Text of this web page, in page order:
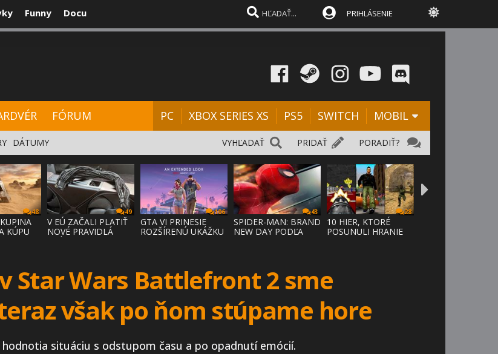
Funny Docu PRIHLÁSENIE
FÓRUM PC XBOX SERIES XS PS5 SWITCH MOBIL
PORADIŤ?
PRIDAŤ
VYHĽADAŤ
DÁTUMY
48
KÚPU
49
V EÚ ZAČALI PLATIŤ
NOVÉ PRAVIDLÁ
106
GTA VI PRINESIE
ROZŠÍRENÚ UKÁŽKU
43
SPIDER-MAN: BRAND
NEW DAY PODĽA
28
10 HIER, KTORÉ
POSUNULI HRANIE
Star Wars Battlefront 2 sme
však po ňom stúpame hore
situáciu s odstupom času a po opadnutí emócií.